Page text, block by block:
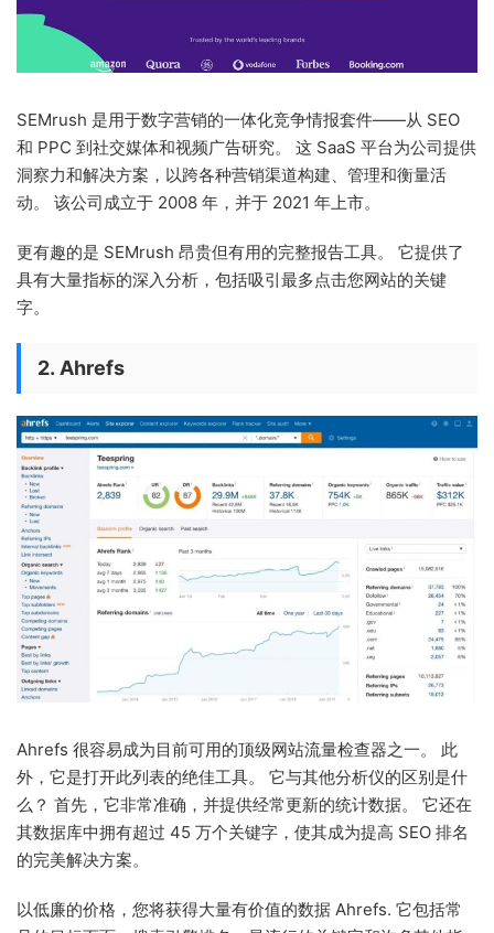
SEMrush 是用于数字营销的一体化竞争情报套件——从 SEO
和 PPC 到社交媒体和视频广告研究。 这 SaaS 平台为公司提供
洞察力和解决方案，以跨各种营销渠道构建、管理和衡量活
动。 该公司成立于 2008 年，并于 2021 年上市。
更有趣的是 SEMrush 昂贵但有用的完整报告工具。 它提供了
具有大量指标的深入分析，包括吸引最多点击您网站的关键
字。
2. Ahrefs
Ahrefs 很容易成为目前可用的顶级网站流量检查器之一。 此
外，它是打开此列表的绝佳工具。 它与其他分析仪的区别是什
么？ 首先，它非常准确，并提供经常更新的统计数据。 它还在
其数据库中拥有超过 45 万个关键字，使其成为提高 SEO 排名
的完美解决方案。
以低廉的价格，您将获得大量有价值的数据 Ahrefs. 它包括常